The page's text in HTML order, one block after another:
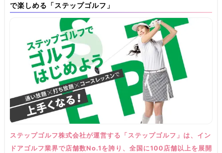
で楽しめる「ステップゴルフ」
ステップゴルフ株式会社が運営する「ステップゴルフ」は、イン
ドアゴルフ業界で店舗数No.1を誇り、全国に100店舗以上を展開